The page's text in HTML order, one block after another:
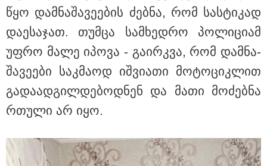
ოქროსფერი კანი და წვნიანი შიგთავსი: როგორ
მოვამზადოთ სწორად პრემიუმ ხარისხის სოსისი -
რჩევები "შეფმაისტერის" ტექნოლოგისგან
წყო დამ­ნა­შა­ვე­ე­ბის ძებ­ნა, რომ სას­ტი­კად
და­ე­სა­ჯათ. თუმ­ცა სამ­ხედ­რო პო­ლი­ცი­ამ
უფრო მალე იპო­ვა - გა­ირ­კვა, რომ დამ­ნა­
შა­ვე­ე­ბი საკ­მა­ოდ იშ­ვი­ა­თი მო­ტო­ციკ­ლით
გა­და­ად­გილ­დე­ბოდ­ნენ და მათი მო­ძებ­ნა
რთუ­ლი არ იყო.